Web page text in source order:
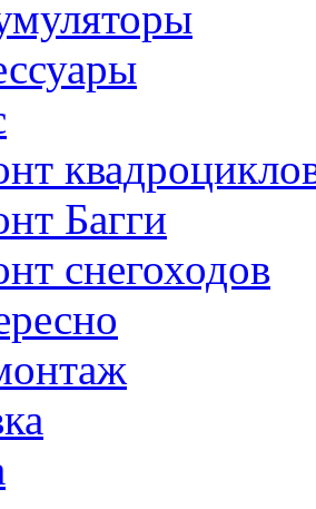
Багги
снегоходов